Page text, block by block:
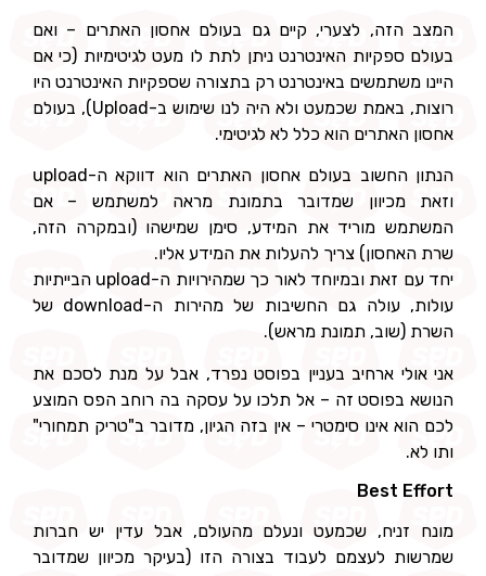
המצב הזה, לצערי, קיים גם בעולם אחסון האתרים – ואם
בעולם ספקיות האינטרנט ניתן לתת לו מעט לגיטימיות (כי אם
היינו משתמשים באינטרנט רק בתצורה שספקיות האינטרנט היו
רוצות, באמת שכמעט ולא היה לנו שימוש ב-Upload), בעולם
אחסון האתרים הוא כלל לא לגיטימי.
הנתון החשוב בעולם אחסון האתרים הוא דווקא ה-upload
וזאת מכיוון שמדובר בתמונת מראה למשתמש – אם
המשתמש מוריד את המידע, סימן שמישהו (ובמקרה הזה,
שרת האחסון) צריך להעלות את המידע אליו.
יחד עם זאת ובמיוחד לאור כך שמהירויות ה-upload הבייתיות
עולות, עולה גם החשיבות של מהירות ה-download של
השרת (שוב, תמונת מראש).
אני אולי ארחיב בעניין בפוסט נפרד, אבל על מנת לסכם את
הנושא בפוסט זה – אל תלכו על עסקה בה רוחב הפס המוצע
לכם הוא אינו סימטרי – אין בזה הגיון, מדובר ב"טריק תמחורי"
ותו לא.
Best Effort
מונח זניח, שכמעט ונעלם מהעולם, אבל עדין יש חברות
שמרשות לעצמם לעבוד בצורה הזו (בעיקר מכיוון שמדובר